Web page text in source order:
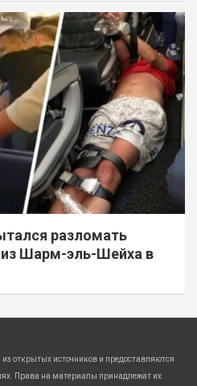
разломать
Шарм-эль-Шейха в
открытых источников и предоставляются
Права на материалы принадлежат их